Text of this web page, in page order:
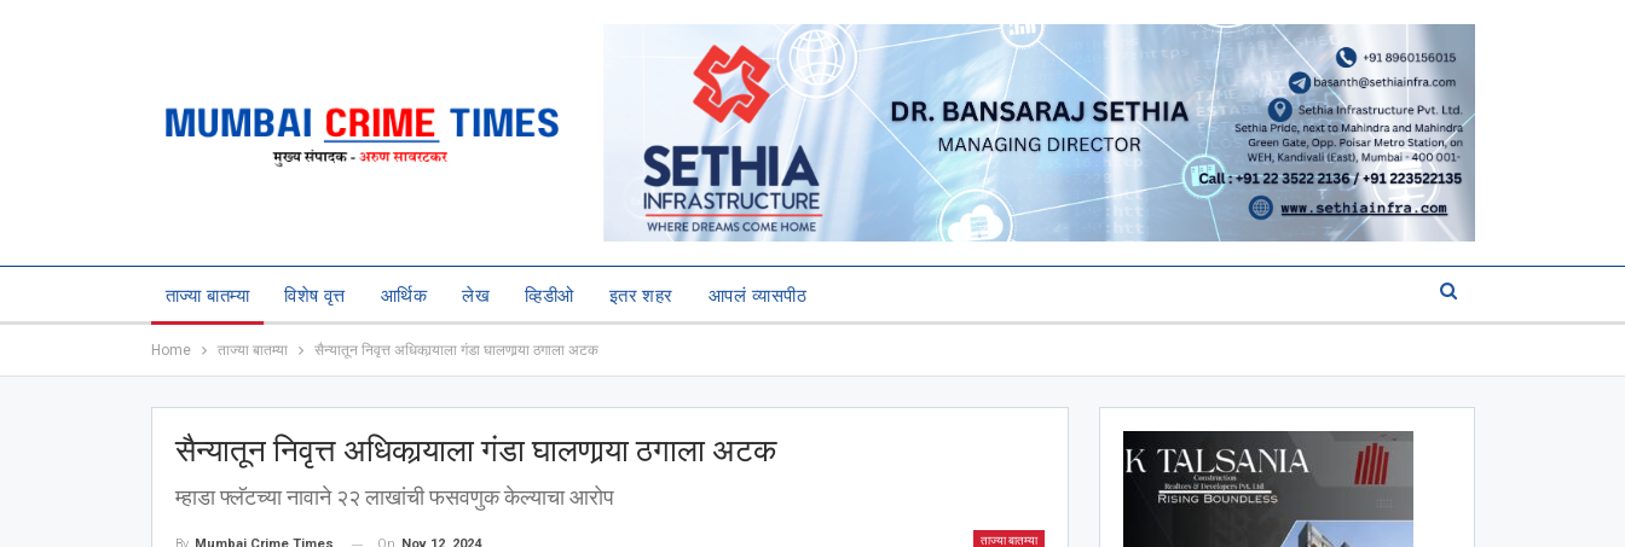
ताज्या बातम्या विशेष वृत्त आर्थिक लेख व्हिडीओ इतर शहर आपलं व्यासपीठ
Home ताज्या बातम्या सैन्यातून निवृत्त अधिकार्‍याला गंडा घालणार्‍या ठगाला अटक
सैन्यातून निवृत्त अधिकार्‍याला गंडा घालणार्‍या ठगाला अटक
म्हाडा फ्लॅटच्या नावाने २२ लाखांची फसवणुक केल्याचा आरोप
ताज्या बातम्या